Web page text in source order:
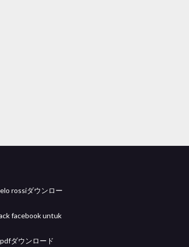
rossiダウンロー
facebook untuk
ダウンロード